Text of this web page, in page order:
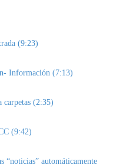
(9:23)
Información (7:13)
(2:35)
(9:42)
“noticias” automáticamente